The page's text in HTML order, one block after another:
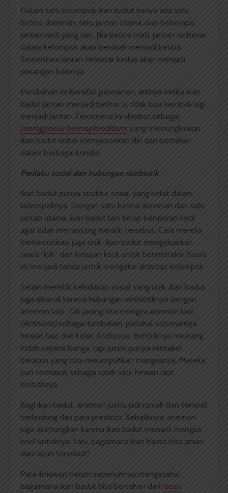
Dalam satu kelompok ikan badut hanya ada satu
betina dominan, satu jantan utama, dan beberapa
jantan kecil yang lain. Jika betina mati, jantan terbesar
dalam kelompok akan berubah menjadi betina.
Sementara jantan terbesar kedua akan menjadi
pasangan barunya.
Perubahan ini bersifat permanen, artinya ketika ikan
badut jantan menjadi betina, ia tidak bisa kembali lagi
menjadi jantan. Fenomena ini disebut sebagai
protogynous hermaphroditism, yang memungkinkan
ikan badut untuk menyesuaikan diri dan bertahan
dalam berbagai kondisi.
Perilaku sosial dan hubungan simbiotik
Ikan badut punya struktur sosial yang ketat dalam
kelompoknya. Dengan satu betina dominan dan satu
jantan utama, ikan badut lain tetap berukuran kecil
agar tidak menantang hierarki tersebut. Cara mereka
berkomunikasi juga unik. Ikan badut mengeluarkan
suara “klik” dan letupan kecil untuk berinteraksi. Suara
ini menjadi tanda untuk mengatur aktivitas kelompok.
Selain memiliki kehidupan sosial yang unik, ikan badut
juga dikenal karena hubungan simbiotiknya dengan
anemon laut. Tak jarang kita mengira anemon laut
(Actiniaria) sebagai tumbuhan, padahal sebenarnya
hewan laut dari kelas Anthozoa. Bentuknya memang
indah seperti bunga, tapi justru punya tentakel
beracun yang bisa melumpuhkan mangsanya. Mereka
pun termasuk sebagai salah satu hewan laut
berbahaya.
Bagi ikan badut, anemon justru jadi rumah dan tempat
berlindung dari para predator. Sebaliknya, anemon
juga diuntungkan karena ikan badut menarik mangsa
kecil untuknya. Lalu, bagaimana ikan badut bisa aman
dari racun tersebut?
Para ilmuwan belum sepenuhnya mengetahui
bagaimana ikan badut bisa bertahan dari racun